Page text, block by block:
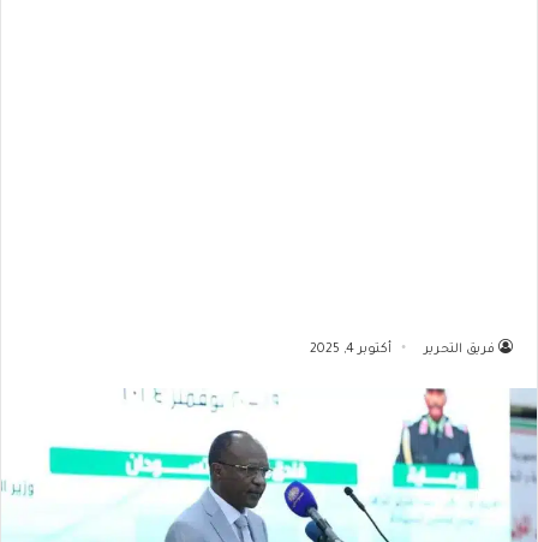
فريق التحرير أكتوبر 4, 2025